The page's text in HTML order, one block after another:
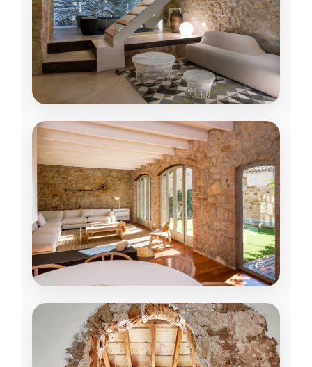
accesibilidad y zonas comunes.
Acompañamiento al presidente y a la
administradora durante toda la obra.
VER ÁREAS →
OFICINAS Y EMPRESAS
Edificios de oficinas
Reformas integrales de bloques
completos: distribución, climatización,
eficiencia energética y modernización de
instalaciones para empresas grandes.
VER ÁREAS →
PATRIMONIO
Edificios históricos
Rehabilitaciones respetando el carácter